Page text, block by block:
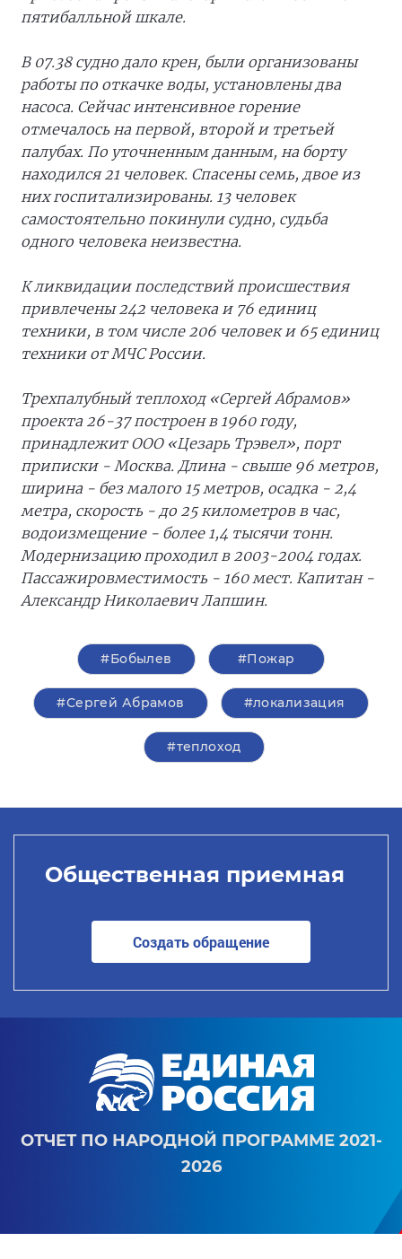
пятибалльной шкале.
В 07.38 судно дало крен, были организованы
работы по откачке воды, установлены два
насоса. Сейчас интенсивное горение
отмечалось на первой, второй и третьей
палубах. По уточненным данным, на борту
находился 21 человек. Спасены семь, двое из
них госпитализированы. 13 человек
самостоятельно покинули судно, судьба
одного человека неизвестна.
К ликвидации последствий происшествия
привлечены 242 человека и 76 единиц
техники, в том числе 206 человек и 65 единиц
техники от МЧС России.
Трехпалубный теплоход «Сергей Абрамов»
проекта 26-37 построен в 1960 году,
принадлежит ООО «Цезарь Трэвел», порт
приписки - Москва. Длина - свыше 96 метров,
ширина - без малого 15 метров, осадка - 2,4
метра, скорость - до 25 километров в час,
водоизмещение - более 1,4 тысячи тонн.
Модернизацию проходил в 2003-2004 годах.
Пассажировместимость - 160 мест. Капитан -
Александр Николаевич Лапшин.
#Бобылев #Пожар
#Сергей Абрамов #локализация
#теплоход
Общественная приемная
Создать обращение
ОТЧЕТ ПО НАРОДНОЙ ПРОГРАММЕ 2021-
2026